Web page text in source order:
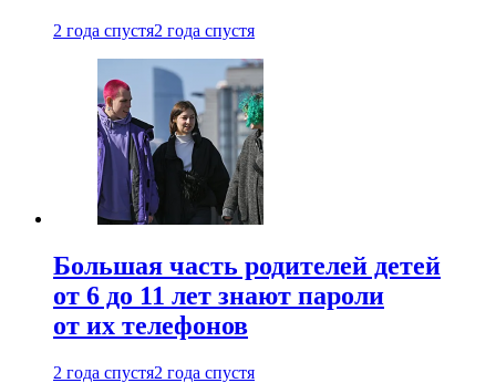
2 года спустя2 года спустя
Большая часть родителей детей
от 6 до 11 лет знают пароли
от их телефонов
2 года спустя2 года спустя